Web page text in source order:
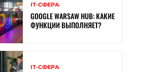
ІТ-СФЕРА
GOOGLE WARSAW HUB: КАКИЕ
ФУНКЦИИ ВЫПОЛНЯЕТ?
ІТ-СФЕРА